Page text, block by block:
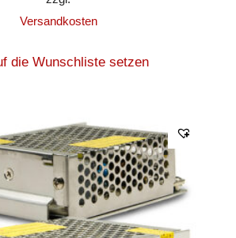
Versandkosten
die Wunschliste setzen